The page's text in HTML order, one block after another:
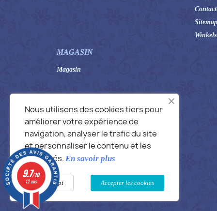
Sitemap
Winkels
MAGASIN
Magasin
Nous utilisons des cookies tiers pour
améliorer votre expérience de
navigation, analyser le trafic du site
et personnaliser le contenu et les
publicités. En savoir plus
Accepter les cookies
Not accept
9.7/10
12 avis